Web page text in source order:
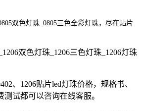
双色灯珠_0805三色全彩灯珠，尽在贴片
双色灯珠_1206三色灯珠_1206灯珠
、1206贴片led灯珠价格，规格书、
测试都可以咨询在线客服。